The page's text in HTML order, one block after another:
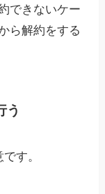
できないケー
ら解約をする
う
す。